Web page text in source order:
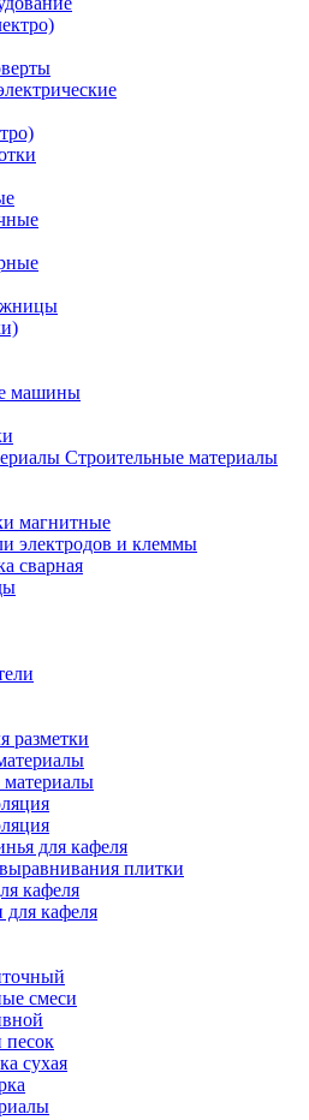
машины
Строительные материалы
магнитные
электродов и клеммы
сварная
разметки
для кафеля
плитки
кафеля
для кафеля
смеси
песок
сухая